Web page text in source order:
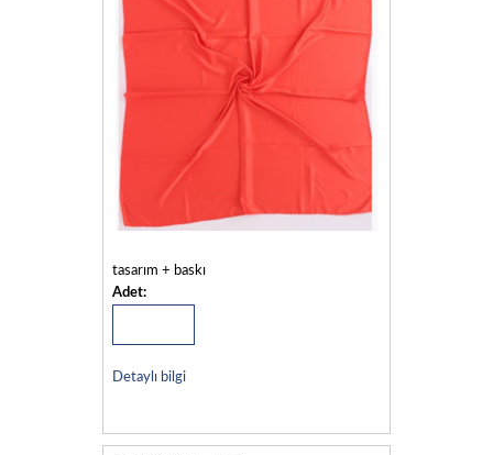
tasarım + baskı
Adet:
Detaylı bilgi